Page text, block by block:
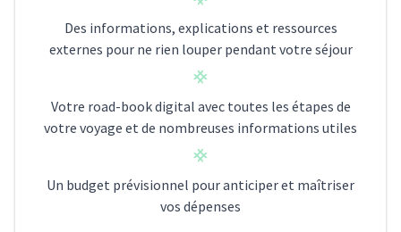
Des informations, explications et ressources
externes pour ne rien louper pendant votre séjour
Votre road-book digital avec toutes les étapes de
votre voyage et de nombreuses informations utiles
Un budget prévisionnel pour anticiper et maîtriser
vos dépenses